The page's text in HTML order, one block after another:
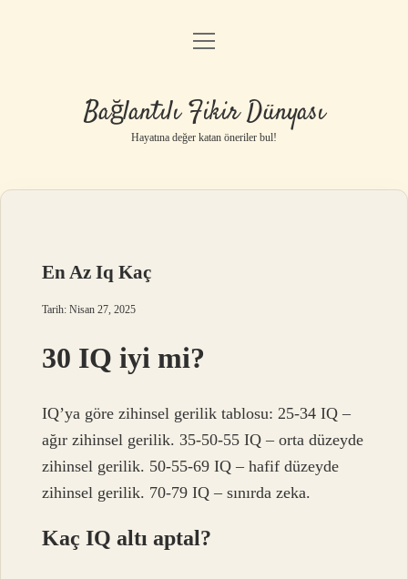
Anasayfa
Yasal Uyarı
menüyü
Bağlantılı Fikir Dünyası
Hayatına değer katan öneriler bul!
En Az Iq Kaç
Tarih: Nisan 27, 2025
30 IQ iyi mi?
IQ’ya göre zihinsel gerilik tablosu: 25-34 IQ –
ağır zihinsel gerilik. 35-50-55 IQ – orta düzeyde
zihinsel gerilik. 50-55-69 IQ – hafif düzeyde
zihinsel gerilik. 70-79 IQ – sınırda zeka.
Kaç IQ altı aptal?